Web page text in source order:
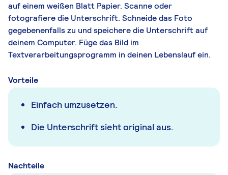
auf einem weißen Blatt Papier. Scanne oder
fotografiere die Unterschrift. Schneide das Foto
gegebenenfalls zu und speichere die Unterschrift auf
deinem Computer. Füge das Bild im
Textverarbeitungsprogramm in deinen Lebenslauf ein.
Vorteile
Einfach umzusetzen.
Die Unterschrift sieht original aus.
Nachteile